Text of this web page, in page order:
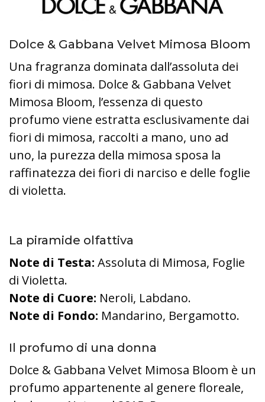
Dolce & Gabbana Velvet Mimosa Bloom
Una fragranza dominata dall’assoluta dei
fiori di mimosa. Dolce & Gabbana Velvet
Mimosa Bloom, l’essenza di questo
profumo viene estratta esclusivamente dai
fiori di mimosa, raccolti a mano, uno ad
uno, la purezza della mimosa sposa la
raffinatezza dei fiori di narciso e delle foglie
di violetta.
La piramide olfattiva
Note di Testa: Assoluta di Mimosa, Foglie
di Violetta.
Note di Cuore: Neroli, Labdano.
Note di Fondo: Mandarino, Bergamotto.
Il profumo di una donna
Dolce & Gabbana Velvet Mimosa Bloom è un
profumo appartenente al genere floreale,